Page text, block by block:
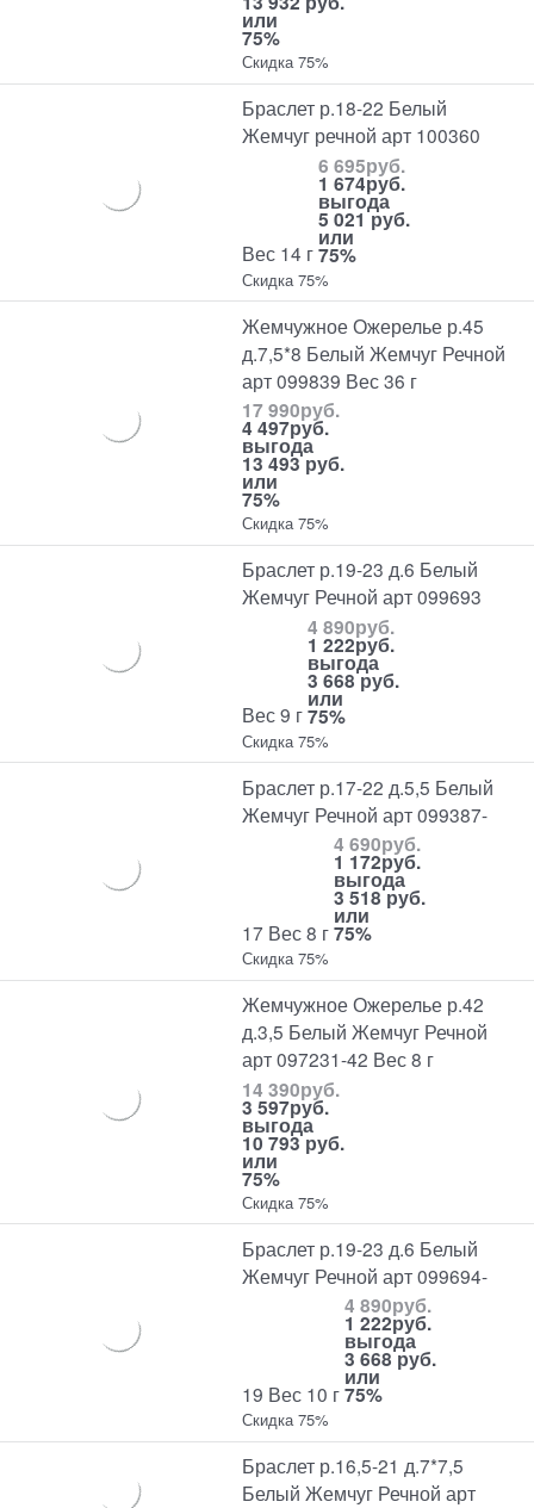
или
75%
Скидка 75%
Браслет р.18-22 Белый
Жемчуг речной арт 100360
Вес 14 г
6 695руб.
1 674руб.
выгода
5 021 руб.
или
75%
Скидка 75%
Жемчужное Ожерелье р.45
д.7,5*8 Белый Жемчуг Речной
арт 099839 Вес 36 г
17 990руб.
4 497руб.
выгода
13 493 руб.
или
75%
Скидка 75%
Браслет р.19-23 д.6 Белый
Жемчуг Речной арт 099693
Вес 9 г
4 890руб.
1 222руб.
выгода
3 668 руб.
или
75%
Скидка 75%
Браслет р.17-22 д.5,5 Белый
Жемчуг Речной арт 099387-
17 Вес 8 г
4 690руб.
1 172руб.
выгода
3 518 руб.
или
75%
Скидка 75%
Жемчужное Ожерелье р.42
д.3,5 Белый Жемчуг Речной
арт 097231-42 Вес 8 г
14 390руб.
3 597руб.
выгода
10 793 руб.
или
75%
Скидка 75%
Браслет р.19-23 д.6 Белый
Жемчуг Речной арт 099694-
19 Вес 10 г
4 890руб.
1 222руб.
выгода
3 668 руб.
или
75%
Скидка 75%
Браслет р.16,5-21 д.7*7,5
Белый Жемчуг Речной арт